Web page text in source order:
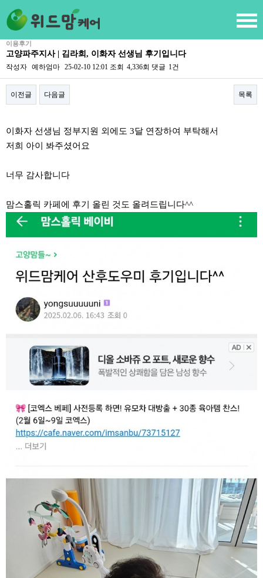
이용후기
고양파주지사 | 김라희, 이화자 선생님 후기입니다
작성자 예하엄마 25-02-10 12:01 조회 4,336회 댓글 1건
이전글 다음글 목록
이화자 선생님 정부지원 외에도 3달 연장하여 부탁해서
저희 아이 봐주셨어요
너무 감사합니다
맘스홀릭 카페에 후기 올린 것도 올려드립니다^^​